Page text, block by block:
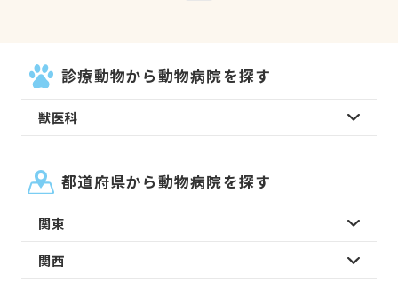
診療動物から動物病院を探す
獣医科
都道府県から動物病院を探す
関東
関西